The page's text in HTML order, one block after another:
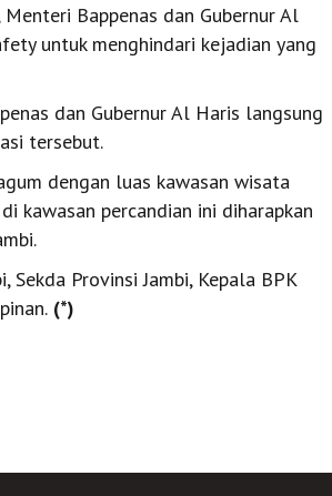
Bappenas dan Gubernur Al
untuk menghindari kejadian yang
dan Gubernur Al Haris langsung
tersebut.
dengan luas kawasan wisata
kawasan percandian ini diharapkan
Provinsi Jambi, Kepala BPK
(*)